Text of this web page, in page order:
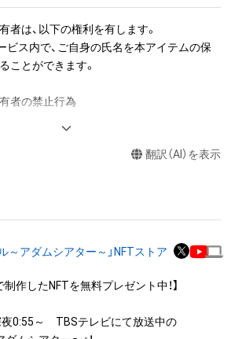
は、以下の権利を有します。
ビス内で、ご自身の氏名を本アイテムの保
ことができます。
者の禁止行為
る注意事項
これらに限られません。)にかかる知的財産
実用新案権、商標権、意匠権その他の知的財
取得し、又はそれらの権利につき登録等を
作隣接権の権利者またはその管理委託を受
翻訳（AI）を表示
～アダムシアター～」NFTストア
制作したNFTを無料プレゼント中！】
0:55～　TBSテレビにて放送中の